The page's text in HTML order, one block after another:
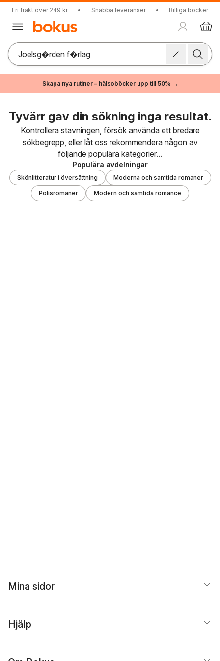
Fri frakt över 249 kr • Snabba leveranser • Billiga böcker
Skapa nya rutiner – hälsoböcker upp till 50% →
Tyvärr gav din sökning inga resultat.
Kontrollera stavningen, försök använda ett bredare
sökbegrepp, eller låt oss rekommendera någon av
följande populära kategorier...
Populära avdelningar
Skönlitteratur i översättning Moderna och samtida romaner
Polisromaner Modern och samtida romance
Mina sidor
Hjälp